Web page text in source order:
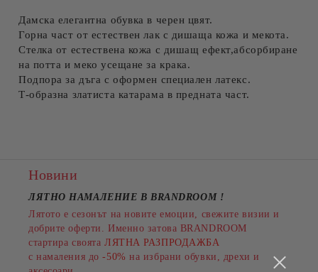
Съгласен съм с Политиката за лични данни
Ние ще се свържем с вас в рамките на работния ден.
Дамска елегантна обувка в черен цвят.
Горна част от естествен лак с дишаща кожа и мекота.
Стелка от естествена кожа с дишащ ефект,абсорбиране
на потта и меко усещане за крака.
Подпора за дъга с оформен специален латекс.
Т-образна златиста катарама в предната част.
Новини
ЛЯТНО НАМАЛЕНИЕ В BRANDROOM !
Лятото е сезонът на новите емоции, свежите визии и
добрите оферти. Именно затова BRANDROOM
стартира своята ЛЯТНА РАЗПРОДАЖБА
с намаления до -50% на избрани обувки, дрехи и